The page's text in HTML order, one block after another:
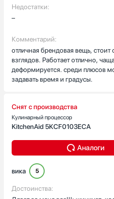
Недостатки:
–
Комментарий:
отличная брендовая вещь, стоит
взглядов. Работает отлично,
деформируется. среди плюсов
задавать время и градусы.
Снят с производства
Кулинарный процессор
KitchenAid 5KCF0103ECA
Аналоги
вика 5
Достоинства: